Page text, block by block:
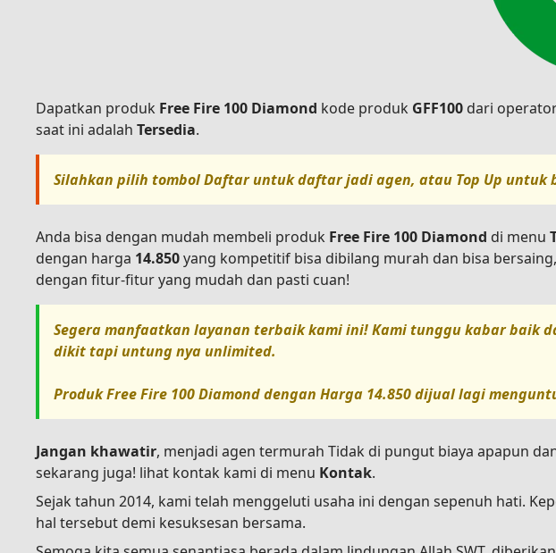
Dapatkan produk Free Fire 100 Diamond kode produk GFF100 dari
saat ini adalah Tersedia.
Silahkan pilih tombolDaftaruntuk daftar jadi agen, atau Top Up untuk
Anda bisa dengan mudah membeli produk Free Fire 100 Diamond di menu
dengan harga 14.850yang kompetitif bisa dibilang murah dan bisa
dengan fitur-fitur yang mudah dan pasti cuan!
Segera manfaatkan layanan terbaik kami ini! Kami tunggu kabar baik
dikit tapi untung nya unlimited.
ProdukFree Fire 100 Diamonddengan Harga 14.850dijual lagi
Jangan khawatir, menjadi agen termurah Tidak di pungut biaya apapun
sekarang juga! lihat kontak kami di menu Kontak.
Sejak tahun 2014, kami telah menggeluti usaha ini dengan sepenuh hati.
hal tersebut demi kesuksesan bersama.